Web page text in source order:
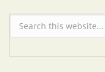
Formulario de búsqueda